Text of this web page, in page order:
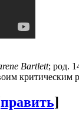
Bartlett; род.
править]